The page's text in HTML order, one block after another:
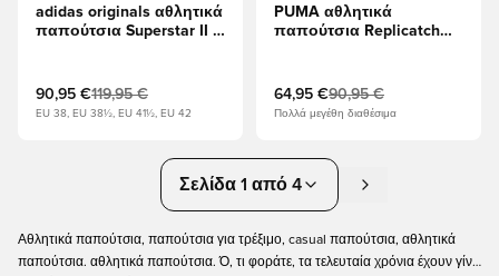
adidas originals αθλητικά
παπούτσια Superstar II -
90,95 €119,95 €
EU 38, EU 38½, EU 41½, EU 42
PUMA αθλητικά
παπούτσια Replicatch
64,95 €90,95 €
Πολλά μεγέθη διαθέσιμα
Σελίδα 1 από 4
Αθλητικά παπούτσια, παπούτσια για τρέξιμο, casual παπούτσια, αθλητικά
παπούτσια. αθλητικά παπούτσια. Ό, τι φοράτε, τα τελευταία χρόνια έχουν γίνει